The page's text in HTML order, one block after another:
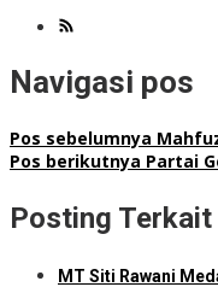
Navigasi pos
Pos sebelumnya
Pos berikutnya Partai
Posting Terkait
MT Siti Rawani